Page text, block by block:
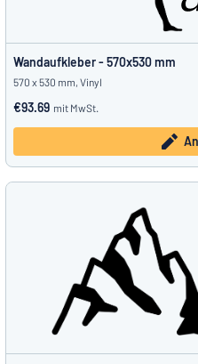
Wandaufkleber - 570x530 mm
570 x 530 mm, Vinyl
€93.69 mit MwSt.